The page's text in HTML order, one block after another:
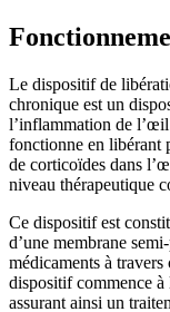
Le dispositif de
chronique est un
l’inflammation de
fonctionne en libérant
de corticoïdes dans
niveau thérapeutique
Ce dispositif est
d’une membrane
médicaments à
dispositif commence à
assurant ainsi un